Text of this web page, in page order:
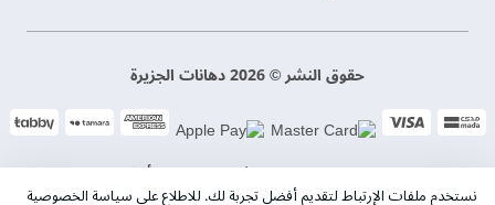
حقوق النشر © 2026 دهانات الجزيرة
سياسة الخصوصية الشروط و الأحكام
نستخدم ملفات الإرتباط لتقديم أفضل تجربة لك. للاطلاع على سياسة الخصوصية